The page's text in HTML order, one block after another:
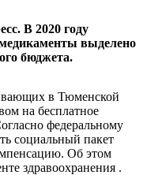
В 2020 году
выделено
бюджета.
в Тюменской
на бесплатное
федеральному
социальный пакет
Об этом
здравоохранения .